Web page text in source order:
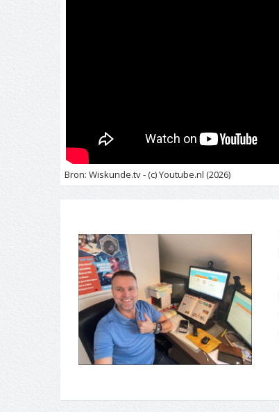
Bron: Wiskunde.tv - (c) Youtube.nl (2026)